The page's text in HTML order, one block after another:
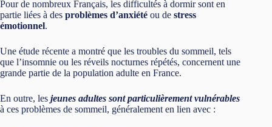
Pour de nombreux Français, les difficultés à dormir sont en
partie liées à des problèmes d’anxiété ou de stress
émotionnel.
Une étude récente a montré que les troubles du sommeil, tels
que l’insomnie ou les réveils nocturnes répétés, concernent une
grande partie de la population adulte en France.
En outre, les jeunes adultes sont particulièrement vulnérables
à ces problèmes de sommeil, généralement en lien avec :